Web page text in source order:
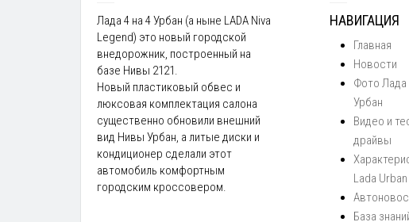
Лада 4 на 4 Урбан (а ныне LADA Niva
Legend) это новый городской
внедорожник, построенный на
базе Нивы 2121.
Новый пластиковый обвес и
люксовая комплектация салона
существенно обновили внешний
вид Нивы Урбан, а литые диски и
кондиционер сделали этот
автомобиль комфортным
городским кроссовером.
НАВИГАЦИЯ
Главная
Новости
Фото Лада
Урбан
Видео и
драйвы
Lada Urban
База